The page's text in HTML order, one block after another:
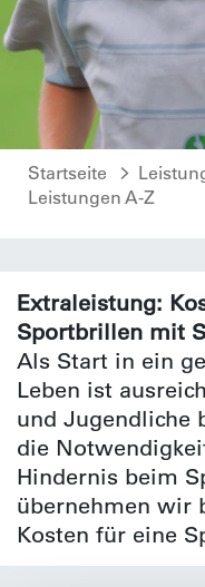
Startseite
Leistungen A-Z
Extraleistung:
Sportbrillen mit
Als Start in ein
Leben ist
und Jugendliche
die
Hindernis beim
übernehmen wir
Kosten für eine